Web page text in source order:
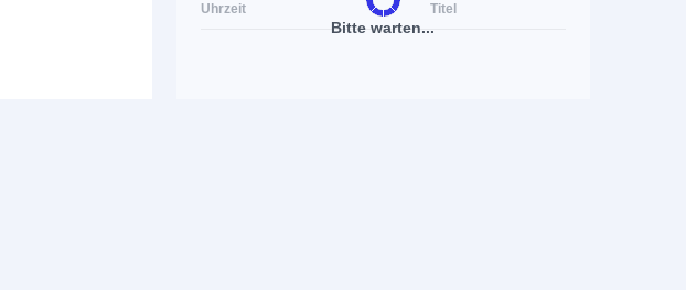
Bitte warten...
Uhrzeit Titel